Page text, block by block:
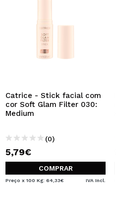
Catrice - Stick facial com
cor Soft Glam Filter 030:
Medium
(0)
5,79€
COMPRAR
Preço x 100 Kg: 64,33€ IVA Incl.